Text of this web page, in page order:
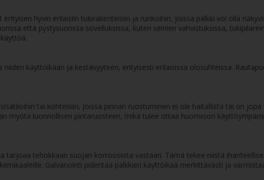
hyvin erilaisiin tukirakenteisiin ja runkoihin, joissa palkki voi olla
että pystysuorissa sovelluksissa, kuten seinien vahvistuksissa,
käyttöikään ja kestävyyteen, erityisesti erilaisissa olosuhteissa.
tai kohteisiin, joissa pinnan ruostuminen ei ole haitallista tai on
myötä luonnollisen pintaruosteen, mikä tulee ottaa huomioon
tarjoaa tehokkaan suojan korroosiota vastaan. Tämä tekee niistä
Galvanointi pidentää palkkien käyttöikää merkittävästi ja